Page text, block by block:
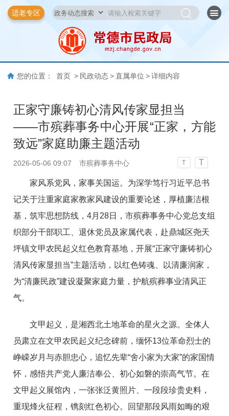
适老专区
您的位置： 首页 > 民政动态 > 直属单位 > 详细内容
正家守廉铸初心清风传家显担当
——市殡葬事务中心开展“正家，方能
致远”家庭助廉主题活动
2026-05-06 09:07 市殡葬事务中心 T T
家风系党风，家事关国运。为深学笃行习近平总书
记关于注重家庭家教家风建设的重要论述 ，厚植廉洁根
基，筑牢思想防线，4月28日，市殡葬事务中心党总支组
织部分干部职工、退休党员及家属代表，赴鼎城区尧天
坪镇文甲农民起义红色教育基地，开展“正家守廉铸初心
清风传家显担当”主题活动，以红色铸魂、以清廉润家，
为“清廉民政”建设凝聚家庭力量，护航殡葬事业清风正
气。
文甲起义，是湘西北土地革命的星火之源。全体人
员肃立在文甲农民起义纪念碑前，缅怀13位革命烈士的
峥嵘岁月与赤胆忠心，追忆先辈“舍小家为大家”的家国情
怀，感悟共产党人廉洁奉公、初心如磐的崇高气节。在
文甲起义展馆内，一张张泛黄照片、一段段珍贵史料，
重现烽火征程，镌刻红色初心。回望那段风雨如晦的艰